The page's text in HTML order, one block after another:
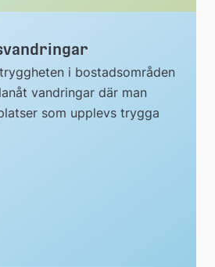
i bostadsområden
vandringar där man
som upplevs trygga